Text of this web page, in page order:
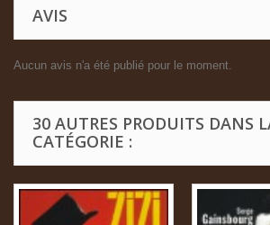
AVIS
Aucun avis n'a été publié pour le moment.
30 AUTRES PRODUITS DANS
CATÉGORIE :